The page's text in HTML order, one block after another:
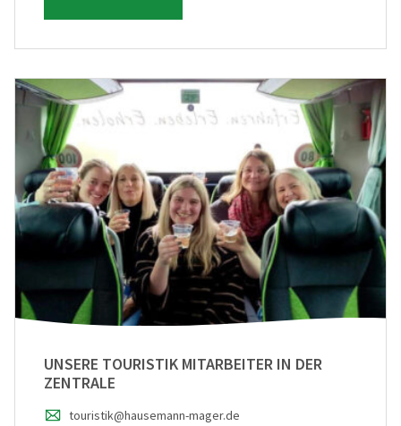
UNSERE TOURISTIK MITARBEITER IN DER
ZENTRALE
touristik@hausemann-mager.de